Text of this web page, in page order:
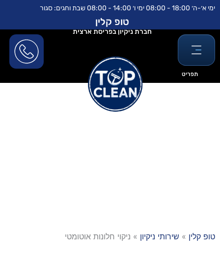
לתוכן
דילוג
ימי א׳-ה׳ 18:00 - 08:00 ימי ו׳ 14:00 - 08:00 שבת וחגים: סגור
תפריט
טופ קלין
חברת ניקיון בפריסת ארצית
טופ קלין » שירותי ניקיון » ניקוי חלונות אוטומטי